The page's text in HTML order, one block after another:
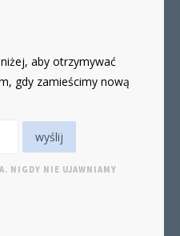
aby otrzymywać
gdy zamieścimy nową
NIGDY NIE UJAWNIAMY